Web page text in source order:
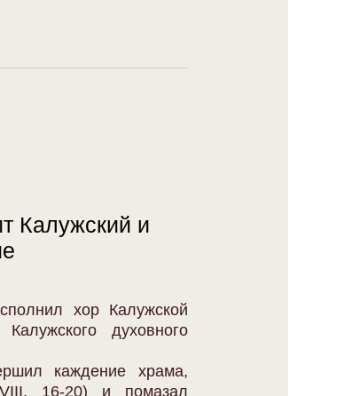
Калужский и
хор Калужской
духовного
каждение храма,
16-20) и помазал